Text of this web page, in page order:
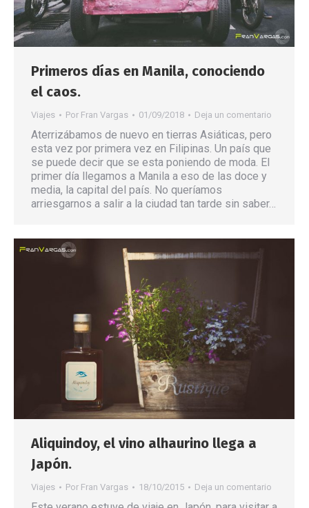
Primeros días en Manila, conociendo
el caos.
Viajes Por Fran Vargas 01/09/2018 Deja un comentario
Aterrizábamos de nuevo en tierras Asiáticas, pero
esta vez por primera vez en Filipinas. Un país que
se puede decir que se esta poniendo de moda. El
primer día llegamos a Manila a eso de las doce y
media, la capital del país. No queríamos
arriesgarnos a salir a la ciudad tan tarde sin saber…
Aliquindoy, el vino alhaurino llega a
Japón.
Viajes Por Fran Vargas 18/10/2015 Deja un comentario